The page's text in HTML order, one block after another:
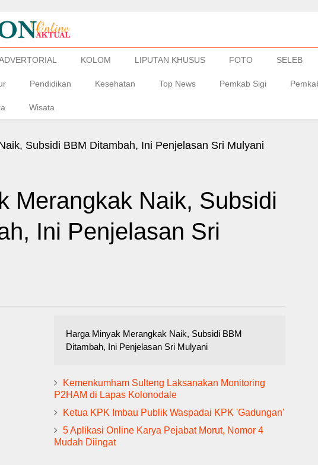
KOLOM LIPUTAN KHUSUS FOTO SELEB
Pendidikan Kesehatan Top News Pemkab Sigi
Wisata
Merangkak Naik, Subsidi
Ini Penjelasan Sri
Harga Minyak Merangkak Naik, Subsidi BBM
Ditambah, Ini Penjelasan Sri Mulyani
Kemenkumham Sulteng Laksanakan Monitoring
P2HAM di Lapas Kolonodale
Ketua KPK Imbau Publik Waspadai KPK 'Gadungan'
5 Aplikasi Online Karya Pejabat Morut, Nomor 4
Mudah Diingat